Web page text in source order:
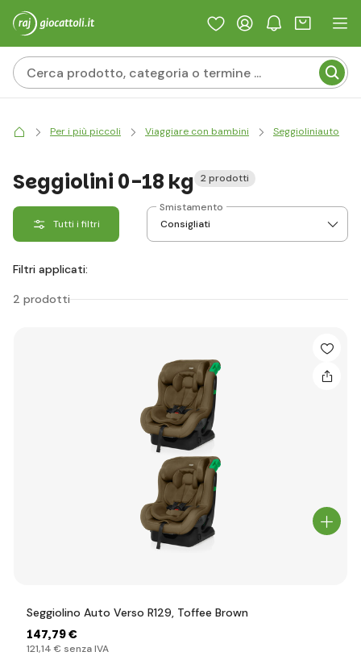
Per i più piccoli Viaggiare con bambini Seggioliniauto
Seggiolini 0-18 kg 2 prodotti
Tutti i filtri
Smistamento
Filtri applicati:
2 prodotti
Seggiolino Auto Verso R129, Toffee Brown
147,79 €
121,14 € senza IVA